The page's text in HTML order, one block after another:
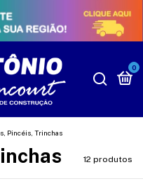
0
Pincéis, Trinchas
12 produtos